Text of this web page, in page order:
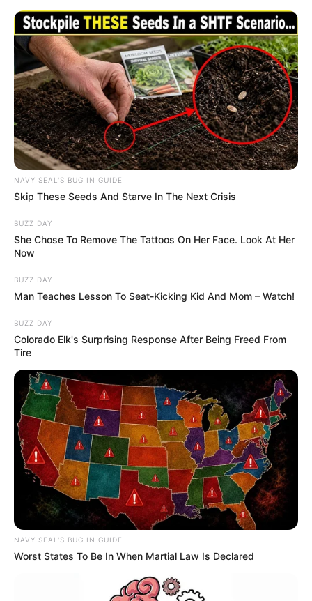
NAVY SEAL'S BUG IN GUIDE
Skip These Seeds And Starve In The Next Crisis
BUZZ DAY
She Chose To Remove The Tattoos On Her Face. Look At Her
Now
BUZZ DAY
Man Teaches Lesson To Seat-Kicking Kid And Mom – Watch!
BUZZ DAY
Colorado Elk's Surprising Response After Being Freed From
Tire
NAVY SEAL'S BUG IN GUIDE
Worst States To Be In When Martial Law Is Declared